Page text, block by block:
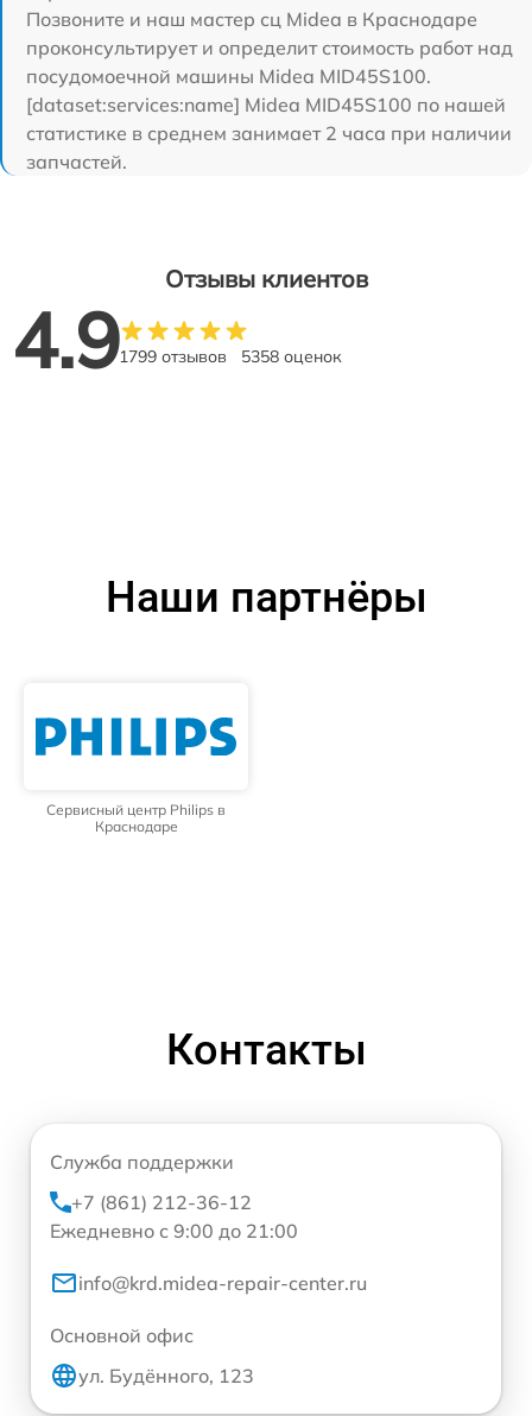
Позвоните и наш мастер сц Midea в Краснодаре
проконсультирует и определит стоимость работ над
посудомоечной машины Midea MID45S100.
[dataset:services:name] Midea MID45S100 по нашей
статистике в среднем занимает 2 часа при наличии
запчастей.
Отзывы клиентов
4.91799 отзывов 5358 оценок
Наши партнёры
Сервисный центр Philips в
Краснодаре
Контакты
Служба поддержки
+7 (861) 212-36-12
Ежедневно с 9:00 до 21:00
info@krd.midea-repair-center.ru
Основной офис
ул. Будённого, 123